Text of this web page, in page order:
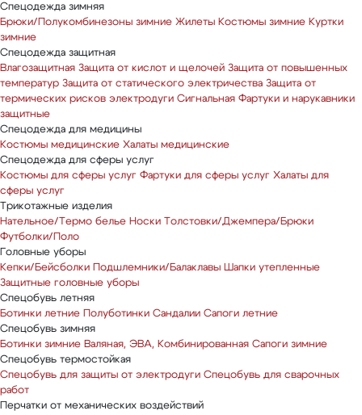
Спецодежда зимняя
Брюки/Полукомбинезоны зимние Жилеты Костюмы зимние Куртки
зимние
Спецодежда защитная
Влагозащитная Защита от кислот и щелочей Защита от повышенных
температур Защита от статического электричества Защита от
термических рисков электродуги Сигнальная Фартуки и нарукавники
защитные
Спецодежда для медицины
Костюмы медицинские Халаты медицинские
Спецодежда для сферы услуг
Костюмы для сферы услуг Фартуки для сферы услуг Халаты для
сферы услуг
Трикотажные изделия
Нательное/Термо белье Носки
Толстовки/Джемпера/Брюки
Футболки/Поло
Головные уборы
Кепки/Бейсболки
Подшлемники/Балаклавы Шапки утепленные
Защитные головные уборы
Спецобувь летняя
Ботинки летние
Полуботинки Сандалии Сапоги летние
Спецобувь зимняя
Ботинки зимние Валяная, ЭВА, Комбинированная Сапоги зимние
Спецобувь термостойкая
Спецобувь для защиты от электродуги Спецобувь для сварочных
работ
Перчатки от механических воздействий